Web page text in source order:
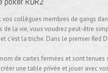
collègues membres de gangs
la vie, vous voudrez peut-être
c’est la triche. Dans le premier
de cartes fermées et sont tenues
une table privée et jouer avec